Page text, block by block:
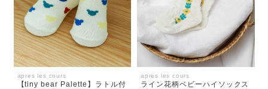
apres les cours
【tiny bear Palette】ラトル付
apres les cours
ライン花柄ベビーハイソックス